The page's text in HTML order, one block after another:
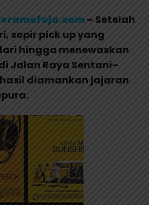
– Setelah
sopir pick up yang
hingga menewaskan
Jalan Raya Sentani–
diamankan jajaran